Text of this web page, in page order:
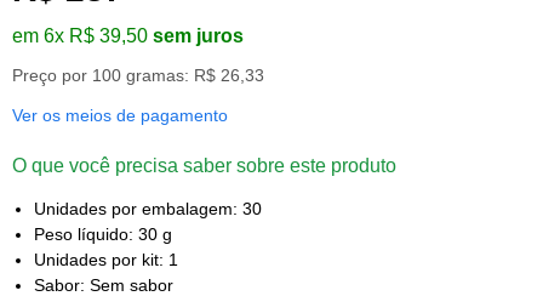
em 6x R$ 39,50 sem juros
Preço por 100 gramas: R$ 26,33
Ver os meios de pagamento
O que você precisa saber sobre este produto
Unidades por embalagem: 30
Peso líquido: 30 g
Unidades por kit: 1
Sabor: Sem sabor